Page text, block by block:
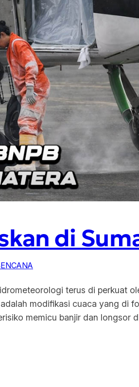
di
terus di perkuat
modifikasi cuaca yang di
memicu banjir dan longsor